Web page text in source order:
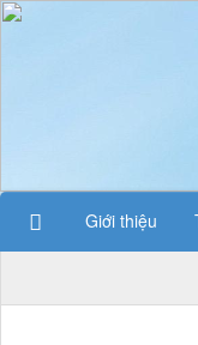
Giới thiệu